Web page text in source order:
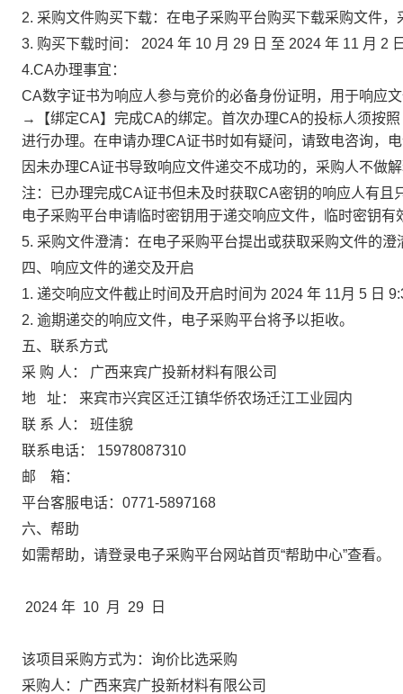
2. 采购文件购买下载： 在电子采购平台购买下载采购文件，
3. 购买下载时间： 2024 年 10 月 29 日 至 2024 年 11 月 2
4.CA办理事宜 ：
CA数字证书为响应人参与竞价的必备身份证明， 用于响应
→【绑定CA】完成CA的绑定。首次办理CA的投标人须按
进行办理。在申请办理CA证书时如有疑问，请致电咨询，
因未办理CA证书导致响应文件递交不成功的，采购人不做
注：已办理完成CA证书但未及时获取CA密钥的响应人有且
电子采购平台申请临时密钥用于递交响应文件，临时密钥有
5. 采购文件澄清：在电子采购平台提出或获取采购文件的澄
四、响应文件的递交及开启
1. 递交响应文件截止时间及开启时间为 2024 年 11月 5 日 9
2. 逾期递交的响应文件， 电子采购平台将予以拒收。
五、联系方式
采 购 人：
广西来宾广投新材料有限公司
地 址：
来宾市兴宾区迁江镇华侨农场迁江工业园内
联 系 人： 班佳貌
联系电话：
15978087310
邮
箱：
平台客服电话： 0771-5897168
六、 帮助
如需帮助， 请登录电子采购平台 网站首页“帮助中心”查看。
2024 年 10 月 29 日
该项目采购方式为：询价比选采购
采购人：广西来宾广投新材料有限公司